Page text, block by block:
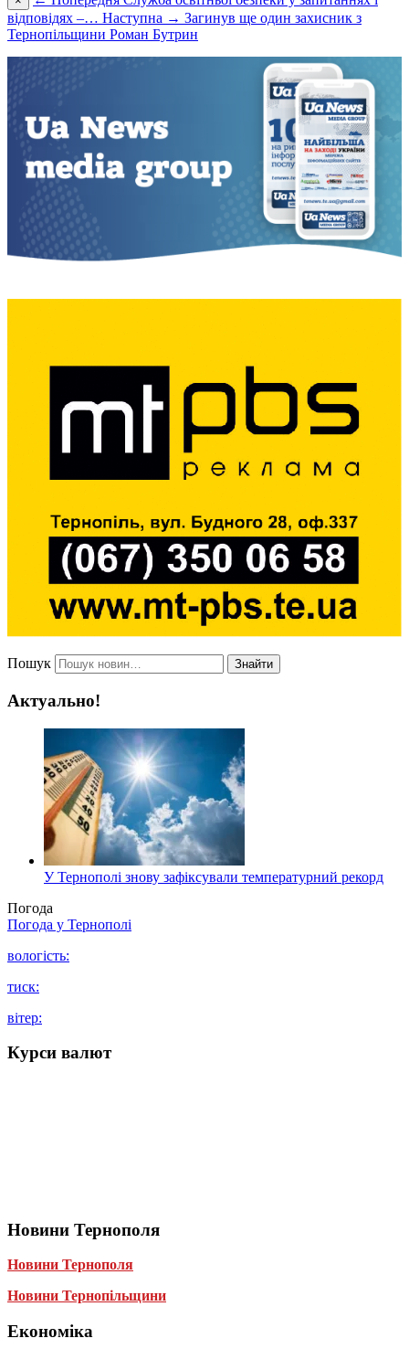
відповідях –… Наступна → Загинув ще один захисник з
Тернопільщини Роман Бутрин
Пошук Знайти
Актуально!
У Тернополі знову зафіксували температурний рекорд
Погода
Погода у Тернополі
вологість:
тиск:
вітер:
Курси валют
Новини Тернополя
Новини Тернополя
Новини Тернопільщини
Економіка